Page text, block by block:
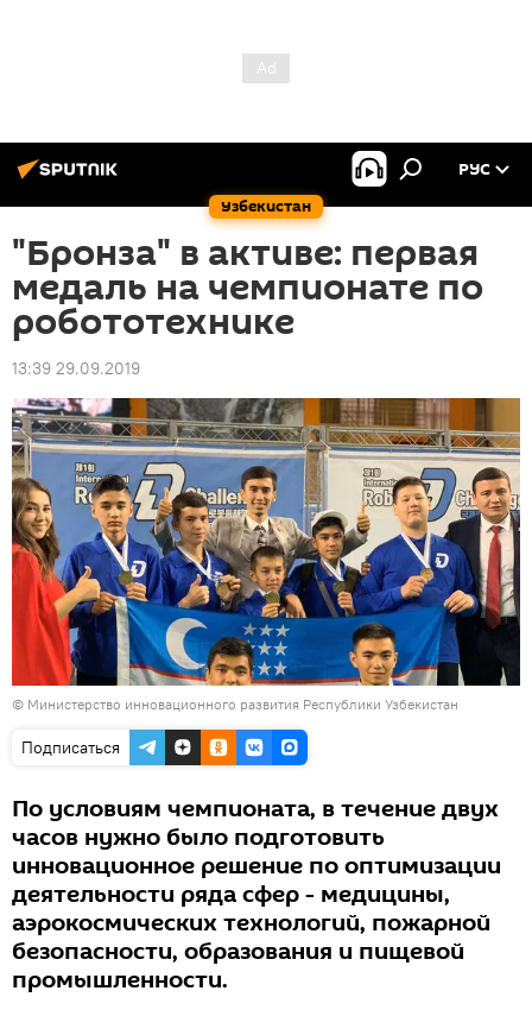
Узбекистан
РУС
"Бронза" в активе: первая
медаль на чемпионате по
робототехнике
13:39 29.09.2019
© Министерство инновационного развития Республики Узбекистан
Подписаться
По условиям чемпионата, в течение двух
часов нужно было подготовить
инновационное решение по оптимизации
деятельности ряда сфер - медицины,
аэрокосмических технологий, пожарной
безопасности, образования и пищевой
промышленности.